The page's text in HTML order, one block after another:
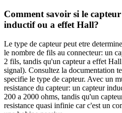
Comment savoir si le
inductif ou a effet Hall?
Le type de capteur peut etre
le nombre de fils au connecteur: un
2 fils, tandis qu'un capteur a effet
signal). Consultez la documentation
specifie le type de capteur. Avec un
resistance du capteur: un capteur
200 a 2000 ohms, tandis qu'un
resistance quasi infinie car c'est un